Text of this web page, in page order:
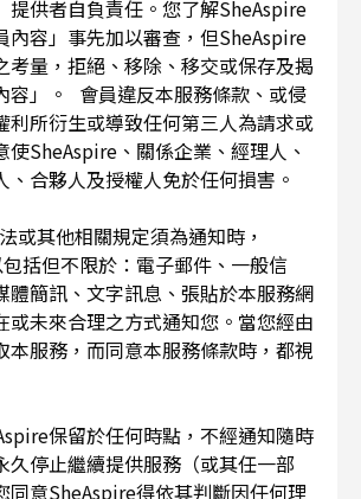
提供者自負責任。您了解SheAspire
內容」事先加以審查，但SheAspire
考量，拒絕、移除、移交或保存及揭
容」。 會員違反本服務條款、或侵
利所衍生或導致任何第三人為請求或
使SheAspire、關係企業、經理人、
、合夥人及授權人免於任何損害。
或其他相關規定須為通知時，
括但不限於：電子郵件、一般信
體簡訊、文字訊息、張貼於本服務網
或未來合理之方式通知您。當您經由
本服務，而同意本服務條款時，都視
保留於任何時點，不經通知隨時
久停止繼續提供服務（或其任一部
同意SheAspire得依其判斷因任何理